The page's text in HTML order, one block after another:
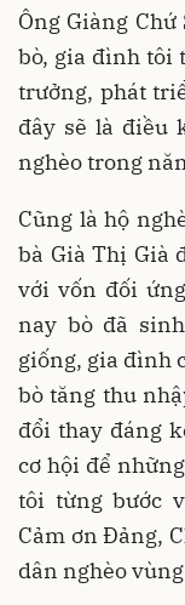
Ông Giàng
bò, gia đình tôi
trưởng, phát
đây sẽ là điều
nghèo trong
Cũng là hộ
bà Già Thị Già
với vốn đối
nay bò đã
giống, gia đình
bò tăng thu
đổi thay đáng
cơ hội để
tôi từng bước
Cảm ơn Đảng,
dân nghèo vùng